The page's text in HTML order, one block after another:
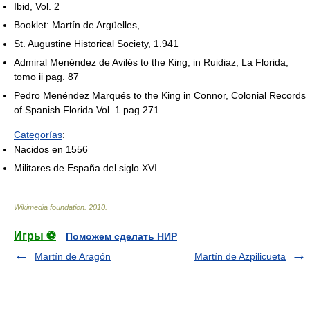
Ibid, Vol. 2
Booklet: Martín de Argüelles,
St. Augustine Historical Society, 1.941
Admiral Menéndez de Avilés to the King, in Ruidiaz, La Florida,
tomo ii pag. 87
Pedro Menéndez Marqués to the King in Connor, Colonial Records
of Spanish Florida Vol. 1 pag 271
Categorías:
Nacidos en 1556
Militares de España del siglo XVI
Wikimedia foundation 2010
Игры ⚽
Поможем сделать НИР
Martín de Aragón
Martín de Azpilicueta